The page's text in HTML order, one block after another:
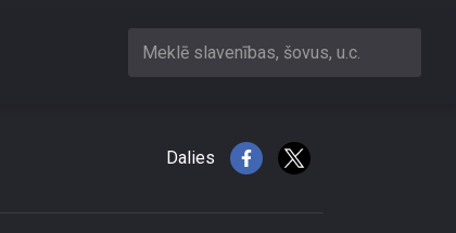
Meklē slavenības, šovus, u.c.
Dalies